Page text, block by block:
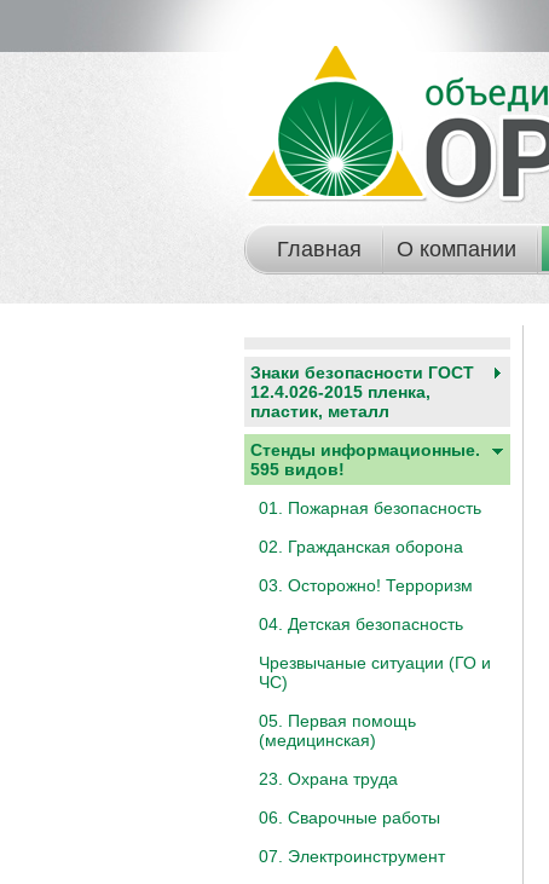
Главная О компании
Знаки безопасности ГОСТ
12.4.026-2015 пленка,
пластик, металл
Стенды информационные.
595 видов!
01. Пожарная безопасность
02. Гражданская оборона
03. Осторожно! Терроризм
04. Детская безопасность
Чрезвычаные ситуации (ГО и
ЧС)
05. Первая помощь
(медицинская)
23. Охрана труда
06. Сварочные работы
07. Электроинструмент